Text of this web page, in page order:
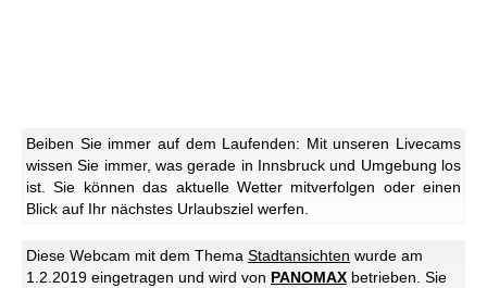
Beiben Sie immer auf dem Laufenden: Mit unseren Livecams
wissen Sie immer, was gerade in Innsbruck und Umgebung los
ist. Sie können das aktuelle Wetter mitverfolgen oder einen
Blick auf Ihr nächstes Urlaubsziel werfen.
Diese Webcam mit dem Thema Stadtansichten wurde am
1.2.2019 eingetragen und wird von PANOMAX betrieben. Sie